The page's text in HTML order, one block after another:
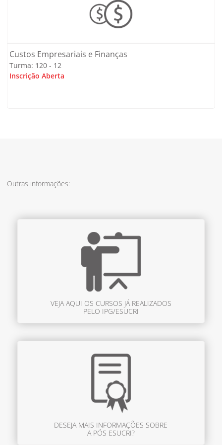
Custos Empresariais e Finanças
Turma: 120 - 12
Inscrição Aberta
Outras informações:
VEJA AQUI OS CURSOS JÁ REALIZADOS
PELO IPG/ESUCRI
DESEJA MAIS INFORMAÇÕES SOBRE
A PÓS ESUCRI?